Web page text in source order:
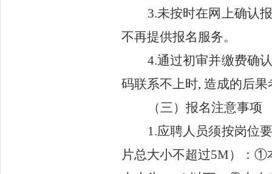
3.未按时在网上确认
不再提供报名服务。
4.通过初审并缴费确
码联系不上时, 造成的后果
（三）报名注意事项
1.应聘人员须按岗位
片总大小不超过5M） ： ①